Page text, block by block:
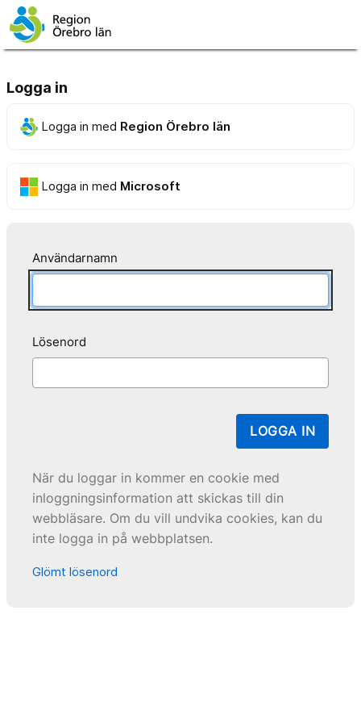
Logga in
Logga in med Region Örebro län
Logga in med Microsoft
Användarnamn
Lösenord
LOGGA IN
När du loggar in kommer en cookie med
inloggningsinformation att skickas till din
webbläsare. Om du vill undvika cookies, kan du
inte logga in på webbplatsen.
Glömt lösenord